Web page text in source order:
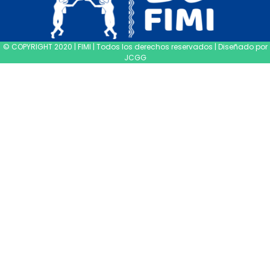
© COPYRIGHT 2020 | FIMI | Todos los derechos reservados | Diseñado por
JCGG